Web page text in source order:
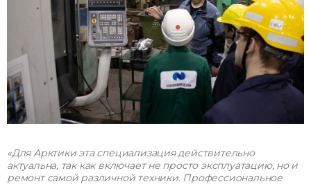
«Для Арктики эта специализация действительно
актуальна, так как включает не просто эксплуатацию, но и
ремонт самой различной техники. Профессиональное